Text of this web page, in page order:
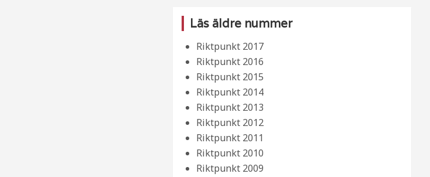
Läs äldre nummer
Riktpunkt 2017
Riktpunkt 2016
Riktpunkt 2015
Riktpunkt 2014
Riktpunkt 2013
Riktpunkt 2012
Riktpunkt 2011
Riktpunkt 2010
Riktpunkt 2009